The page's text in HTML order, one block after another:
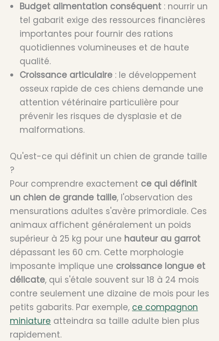
Budget alimentation conséquent : nourrir un
tel gabarit exige des ressources financières
importantes pour fournir des rations
quotidiennes volumineuses et de haute
qualité.
Croissance articulaire : le développement
osseux rapide de ces chiens demande une
attention vétérinaire particulière pour
prévenir les risques de dysplasie et de
malformations.
Qu'est-ce qui définit un chien de grande taille
?
Pour comprendre exactement ce qui définit
un chien de grande taille, l'observation des
mensurations adultes s'avère primordiale. Ces
animaux affichent généralement un poids
supérieur à 25 kg pour une hauteur au garrot
dépassant les 60 cm. Cette morphologie
imposante implique une croissance longue et
délicate, qui s'étale souvent sur 18 à 24 mois
contre seulement une dizaine de mois pour les
petits gabarits. Par exemple, ce compagnon
miniature atteindra sa taille adulte bien plus
rapidement.